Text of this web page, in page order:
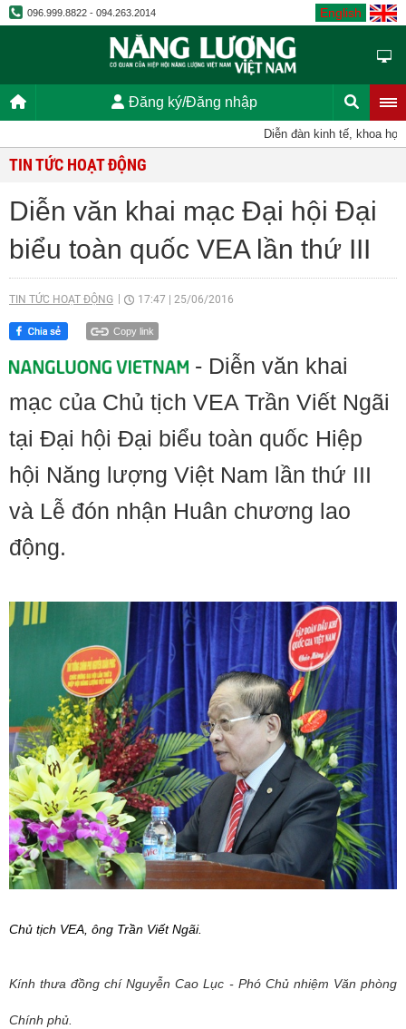
096.999.8822 - 094.263.2014 English
Đăng ký/Đăng nhập
Diễn đàn kinh tế, khoa học,
TIN TỨC HOẠT ĐỘNG
Diễn văn khai mạc Đại hội Đại
biểu toàn quốc VEA lần thứ III
TIN TỨC HOẠT ĐỘNG 17:47 25/06/2016
Copy link
- Diễn văn khai
mạc của Chủ tịch VEA Trần Viết Ngãi
tại Đại hội Đại biểu toàn quốc Hiệp
hội Năng lượng Việt Nam lần thứ III
và Lễ đón nhận Huân chương lao
động.
Chủ tịch VEA, ông Trần Viết Ngãi.
Kính thưa đồng chí Nguyễn Cao Lục - Phó Chủ nhiệm Văn phòng
Chính phủ.